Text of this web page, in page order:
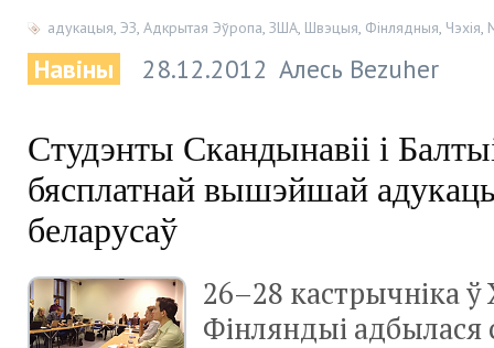
адукацыя, ЭЗ, Адкрытая Эўропа, ЗША, Швэцыя, Фінлядныя, Чэхія,
Навіны 28.12.2012 Алесь Bezuher
Студэнты Скандынавіі і
бясплатнай вышэйшай
беларусаў
26–28 кастрычніка ў
Фінляндыі адбылася